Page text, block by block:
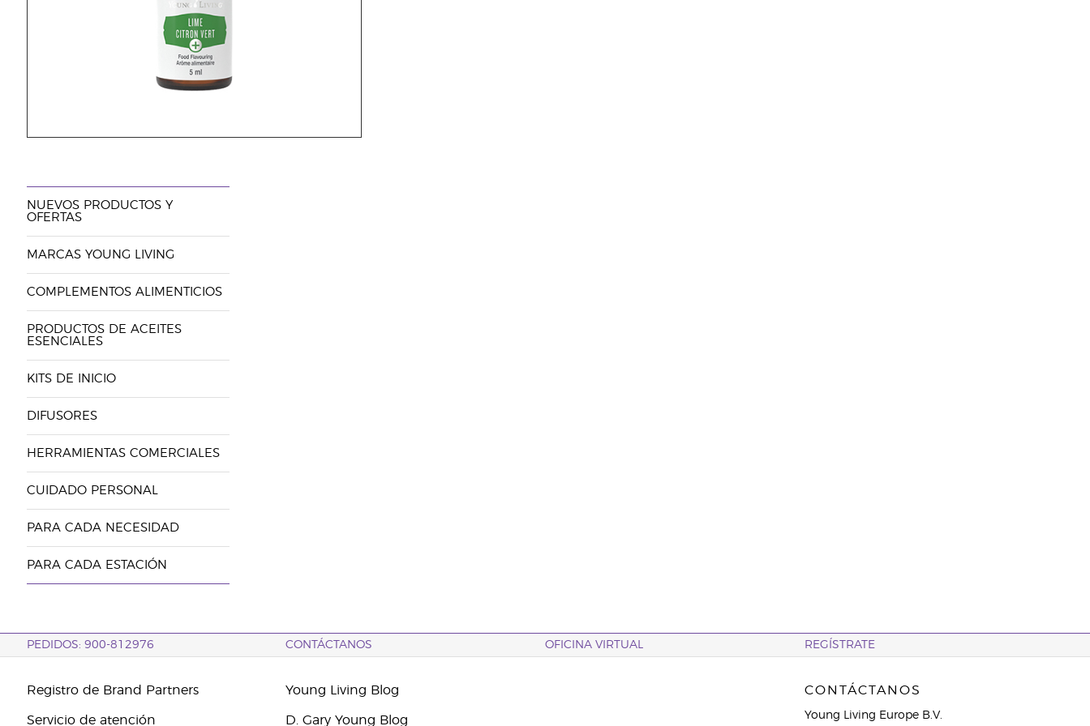
NUEVOS PRODUCTOS Y
OFERTAS
MARCAS YOUNG LIVING
COMPLEMENTOS ALIMENTICIOS
PRODUCTOS DE ACEITES
ESENCIALES
KITS DE INICIO
DIFUSORES
HERRAMIENTAS COMERCIALES
CUIDADO PERSONAL
PARA CADA NECESIDAD
PARA CADA ESTACIÓN
PEDIDOS: 900-812976 CONTÁCTANOS OFICINA VIRTUAL REGÍSTRATE
Registro de Brand Partners
Servicio de atención
Young Living Blog
D. Gary Young Blog
CONTÁCTANOS
Young Living Europe B.V.